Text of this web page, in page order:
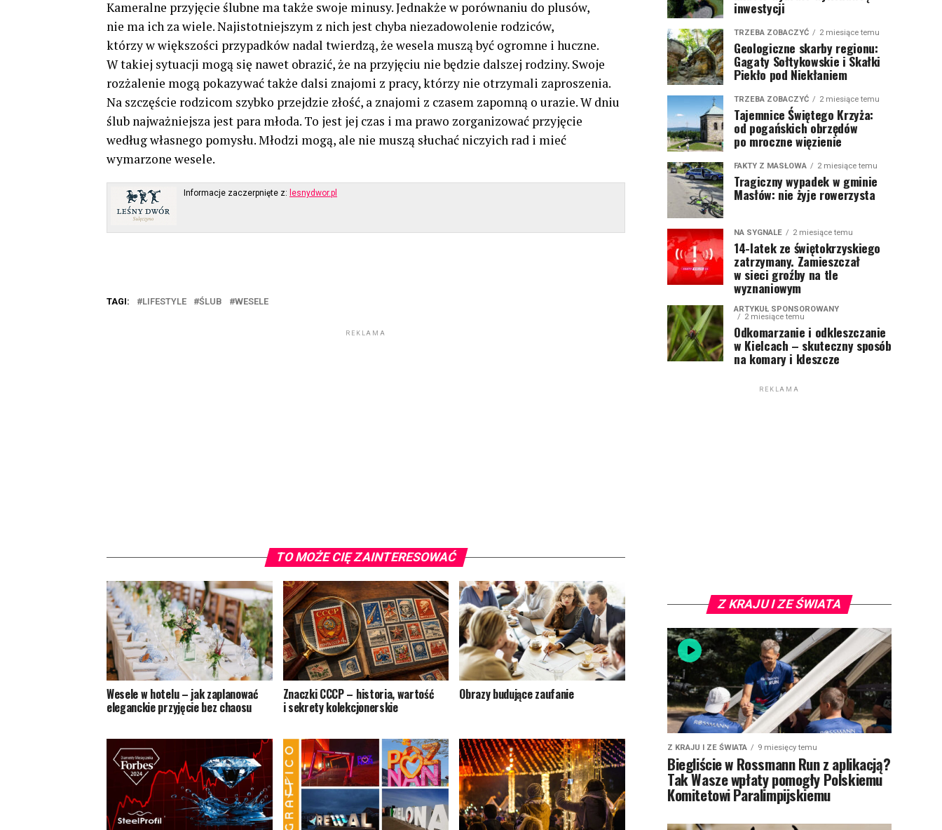
Kameralne przyjęcie ślubne ma także swoje minusy. Jednakże w porównaniu do plusów,
nie ma ich za wiele. Najistotniejszym z nich jest chyba niezadowolenie rodziców,
którzy w większości przypadków nadal twierdzą, że wesela muszą być ogromne i huczne.
W takiej sytuacji mogą się nawet obrazić, że na przyjęciu nie będzie dalszej rodziny. Swoje
rozżalenie mogą pokazywać także dalsi znajomi z pracy, którzy nie otrzymali zaproszenia.
Na szczęście rodzicom szybko przejdzie złość, a znajomi z czasem zapomną o urazie. W dniu
ślub najważniejsza jest para młoda. To jest jej czas i ma prawo zorganizować przyjęcie
według własnego pomysłu. Młodzi mogą, ale nie muszą słuchać niczyich rad i mieć
wymarzone wesele.
Informacje zaczerpnięte z: lesnydwor.pl
TAGI: LIFESTYLE ŚLUB WESELE
REKLAMA
TO MOŻE CIĘ ZAINTERESOWAĆ
Wesele w hotelu – jak zaplanować
eleganckie przyjęcie bez chaosu
Znaczki CCCP – historia, wartość
i sekrety kolekcjonerskie
Obrazy budujące zaufanie
inwestycji
TRZEBA ZOBACZYĆ 2 miesiące temu
Geologiczne skarby regionu:
Gagaty Sołtykowskie i Skałki
Piekło pod Niekłaniem
TRZEBA ZOBACZYĆ 2 miesiące temu
Tajemnice Świętego Krzyża:
od pogańskich obrzędów
po mroczne więzienie
FAKTY Z MASŁOWA 2 miesiące temu
Tragiczny wypadek w gminie
Masłów: nie żyje rowerzysta
NA SYGNALE 2 miesiące temu
14-latek ze świętokrzyskiego
zatrzymany. Zamieszczał
w sieci groźby na tle
wyznaniowym
ARTYKUŁ SPONSOROWANY
2 miesiące temu
Odkomarzanie i odkleszczanie
w Kielcach – skuteczny sposób
na komary i kleszcze
REKLAMA
Z KRAJU I ZE ŚWIATA
Z KRAJU I ZE ŚWIATA 9 miesięcy temu
Biegliście w Rossmann Run z aplikacją?
Tak Wasze wpłaty pomogły Polskiemu
Komitetowi Paralimpijskiemu